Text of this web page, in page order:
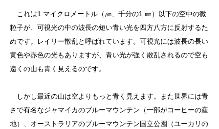
これは1 マイクロメートル（㎛、千分の1 ㎜）以下の空中の微
粒子が、可視光の中の波長の短い青い光を四方八方に反射するた
めです。レイリー散乱と呼ばれています。可視光には波長の長い
黄色や赤色の光もありますが、青い光が強く散乱されるので空も
遠くの山も青く見えるのです。
しかし最近の山は空よりもっと青く見えます。また世界には青
さで有名なジャマイカのブルーマウンテン（一部がコーヒーの産
地）、オーストラリアのブルーマウンテン国立公園（ユーカリの